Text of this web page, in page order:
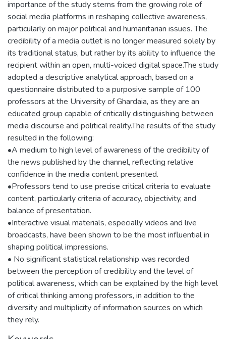
importance of the study stems from the growing role of
social media platforms in reshaping collective awareness,
particularly on major political and humanitarian issues. The
credibility of a media outlet is no longer measured solely by
its traditional status, but rather by its ability to influence the
recipient within an open, multi-voiced digital space.The study
adopted a descriptive analytical approach, based on a
questionnaire distributed to a purposive sample of 100
professors at the University of Ghardaia, as they are an
educated group capable of critically distinguishing between
media discourse and political reality.The results of the study
resulted in the following:
•A medium to high level of awareness of the credibility of
the news published by the channel, reflecting relative
confidence in the media content presented.
•Professors tend to use precise critical criteria to evaluate
content, particularly criteria of accuracy, objectivity, and
balance of presentation.
•Interactive visual materials, especially videos and live
broadcasts, have been shown to be the most influential in
shaping political impressions.
• No significant statistical relationship was recorded
between the perception of credibility and the level of
political awareness, which can be explained by the high level
of critical thinking among professors, in addition to the
diversity and multiplicity of information sources on which
they rely.